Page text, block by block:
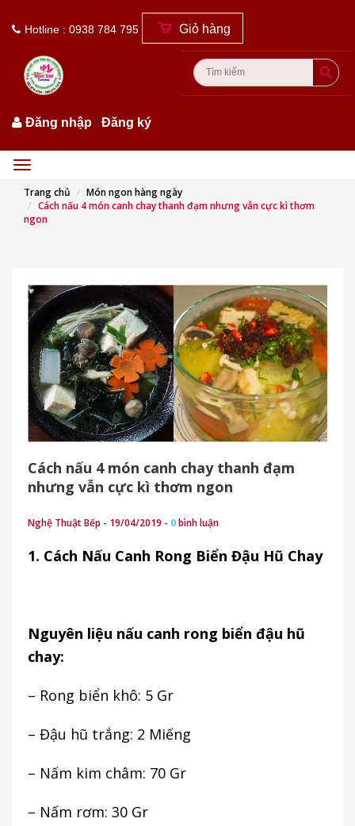
Hotline : 0938 784 795 Giỏ hàng
Đăng nhập /Đăng ký
Menu
Trang chủ
Món ngon hàng ngày
Cách nấu 4 món canh chay thanh đạm nhưng vẫn cực kì thơm
ngon
Cách nấu 4 món canh chay thanh đạm
nhưng vẫn cực kì thơm ngon
Nghệ Thuật Bếp - 19/04/2019 - 0bình luận
1. Cách Nấu Canh Rong Biển Đậu Hũ Chay
Nguyên liệu nấu canh rong biển đậu hũ
chay:
– Rong biển khô: 5 Gr
– Đậu hũ trắng: 2 Miếng
– Nấm kim châm: 70 Gr
– Nấm rơm: 30 Gr